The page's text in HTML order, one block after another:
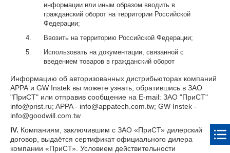
информации или иным образом вводить в
гражданский оборот на территории Российской
Федерации;
Ввозить на территорию Российской Федерации;
Использовать на документации, связанной с
введением товаров в гражданский оборот
Информацию об авторизованных дистрибьюторах компаний
АРРА и GW Instek вы можете узнать, обратившись в ЗАО
"ПриСТ" или отправив сообщение на E-mail: ЗАО "ПриСТ"
info@prist.ru; APPA - info@appatech.com.tw; GW Instek -
info@goodwill.com.tw
IV. Компаниям, заключившим с ЗАО «ПриСТ» дилерский
договор, выдаётся сертификат официального дилера
компании «ПриСТ». Условием действительности